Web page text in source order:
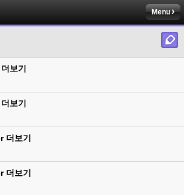
Menu
보기
보기
더보기
더보기